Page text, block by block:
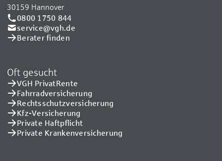
30159 Hannover
0800 1750 844
service@vgh.de
Berater finden
Oft gesucht
VGH PrivatRente
Fahrradversicherung
Rechtsschutzversicherung
Kfz-Versicherung
Private Haftpflicht
Private Kranken­versicherung